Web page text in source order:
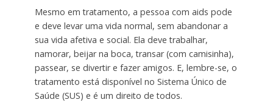
Mesmo em tratamento, a pessoa com aids pode
e deve levar uma vida normal, sem abandonar a
sua vida afetiva e social. Ela deve trabalhar,
namorar, beijar na boca, transar (com camisinha),
passear, se divertir e fazer amigos. E, lembre-se, o
tratamento está disponível no Sistema Único de
Saúde (SUS) e é um direito de todos.